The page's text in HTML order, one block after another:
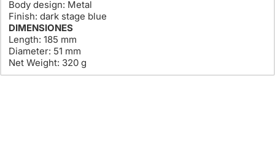
Body design: Metal
Finish: dark stage blue
DIMENSIONES
Length: 185 mm
Diameter: 51 mm
Net Weight: 320 g